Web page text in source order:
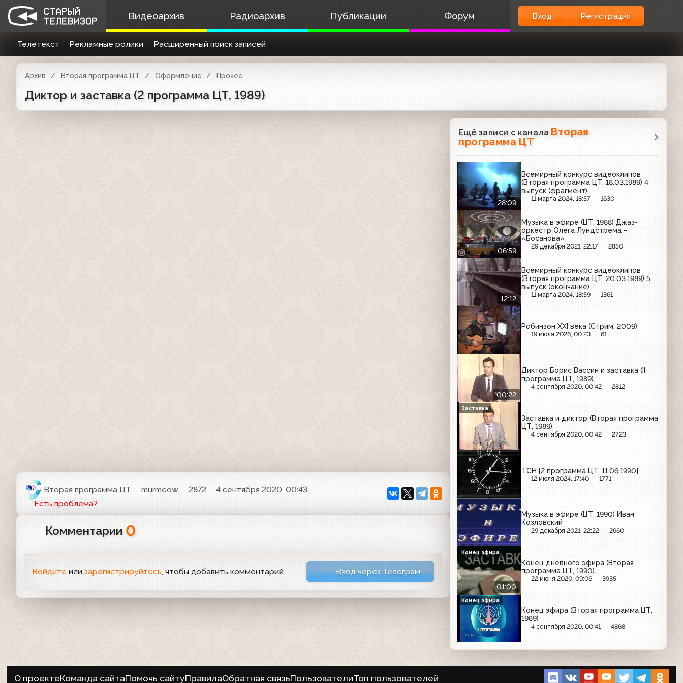
Видеоархив Радиоархив Публикации Форум Вход Регистрация
Телетекст Рекламные ролики Расширенный поиск записей
Архив Вторая программа ЦТ Оформление Прочее
Диктор и заставка (2 программа ЦТ, 1989)
Вторая программа ЦТ murmeow 2872
4 сентября 2020, 00:43
Есть проблема?
Комментарии 0
Войдите или зарегистрируйтесь, чтобы добавить комментарий Вход через Телеграм
Ещё записи с канала Вторая
программа ЦТ
28:09
Всемирный конкурс видеоклипов
(Вторая программа ЦТ, 18.03.1989) 4
выпуск (фрагмент)
11 марта 2024, 18:57 1630
06:59
Музыка в эфире (ЦТ, 1988) Джаз-
оркестр Олега Лундстрема –
«Босанова»
29 декабря 2021, 22:17 2850
12:12
Всемирный конкурс видеоклипов
(Вторая программа ЦТ, 20.03.1989) 5
выпуск (окончание)
11 марта 2024, 18:59 1361
Робинзон XXI века (Стрим, 2009)
19 июля 2026, 00:23 61
00:22
Диктор Борис Вассин и заставка (II
программа ЦТ, 1989)
4 сентября 2020, 00:42 2812
Заставка и диктор (Вторая программа
ЦТ, 1989)
4 сентября 2020, 00:42 2723
Заставка
ТСН [2 программа ЦТ, 11.06.1990]
12 июля 2024, 17:40 1771
Музыка в эфире (ЦТ, 1990) Иван
Козловский
29 декабря 2021, 22:22 2660
01:00
Конец дневного эфира (Вторая
программа ЦТ, 1990)
22 июня 2020, 09:06 3935
Конец эфира
Конец эфира (Вторая программа ЦТ,
1989)
4 сентября 2020, 00:41 4868
Конец эфира
О проектеКоманда сайтаПомочь сайтуПравилаОбратная связьПользователиТоп пользователей